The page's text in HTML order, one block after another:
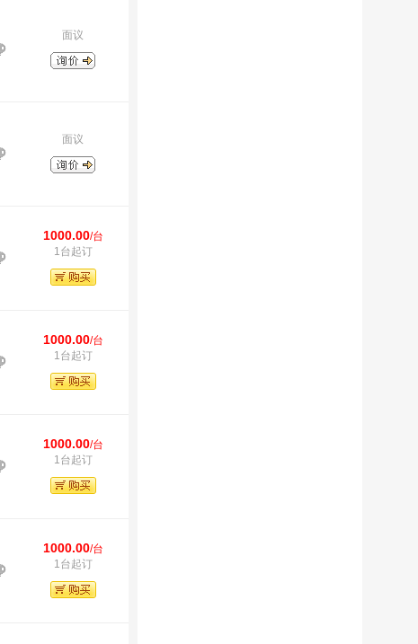
面议
面议
1000.00/台
1台起订
1000.00/台
1台起订
1000.00/台
1台起订
1000.00/台
1台起订